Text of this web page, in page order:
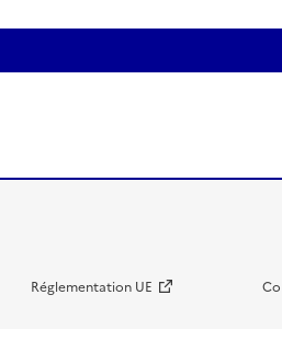
Réglementation UE